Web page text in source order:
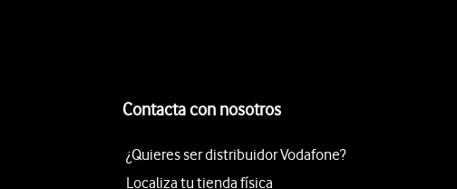
Contacta con nosotros
¿Quieres ser distribuidor Vodafone?
Localiza tu tienda física